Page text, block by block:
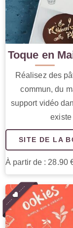
Toque en
Réalisez des
commun, du
support vidéo
existe
SITE DE LA
À partir de : 28.90